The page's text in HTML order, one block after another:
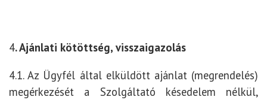
4. Ajánlati kötöttség, visszaigazolás
4.1. Az Ügyfél által elküldött ajánlat (megrendelés)
megérkezését a Szolgáltató késedelem nélkül,